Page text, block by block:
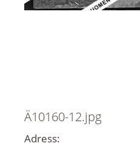
Ä10160-12.jpg
Adress: